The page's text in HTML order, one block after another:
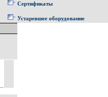
Сертификаты
Устаревшее оборудование